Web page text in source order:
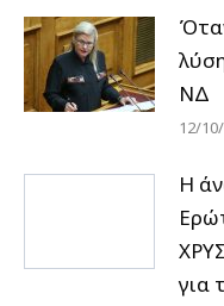
ΝΔ
12/
Η
για